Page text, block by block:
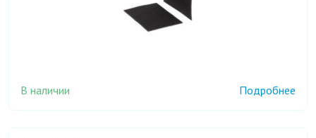
В наличии Подробнее